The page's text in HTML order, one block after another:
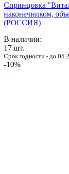
Спринцовка
наконечником,
(РОССИЯ)
В наличии:
17 шт.
Срок годности - до
-10%